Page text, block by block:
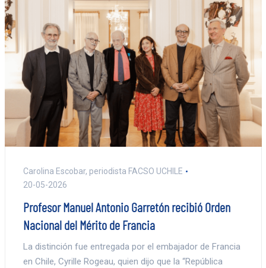
Carolina Escobar, periodista FACSO UCHILE
20-05-2026
Profesor Manuel Antonio Garretón recibió Orden
Nacional del Mérito de Francia
La distinción fue entregada por el embajador de Francia
en Chile, Cyrille Rogeau, quien dijo que la “República